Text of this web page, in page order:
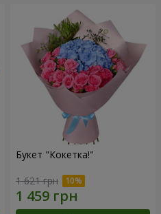
Букет "Кокетка!"
1 621 грн